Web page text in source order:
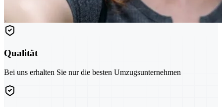
Qualität
Bei uns erhalten Sie nur die besten Umzugsunternehmen